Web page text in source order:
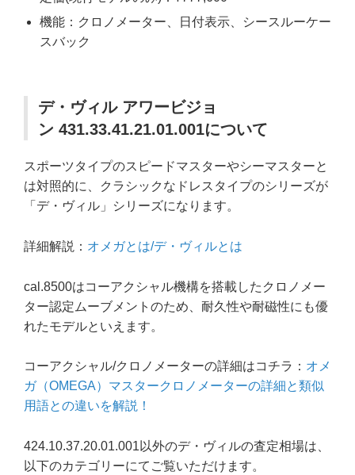
機能：クロノメーター、日付表示、シースルーケー
スバック
デ・ヴィル アワービジョ
ン 431.33.41.21.01.001について
スポーツタイプのスピードマスターやシーマスターと
は対照的に、クラシックなドレスタイプのシリーズが
「デ・ヴィル」シリーズになります。
詳細解説： オメガとは/デ・ヴィルとは
cal.8500はコーアクシャル機構を搭載したクロノメー
ター認定ムーブメントのため、耐久性や耐磁性にも優
れたモデルといえます。
コーアクシャル/クロノメーターの詳細はコチラ： オメ
ガ（OMEGA）マスタークロノメーターの詳細と類似
用語との違いを解説！
424.10.37.20.01.001以外のデ・ヴィルの査定相場は、
以下のカテゴリーにてご覧いただけます。